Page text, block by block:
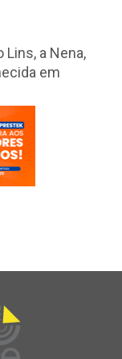
Lins, a Nena,
em